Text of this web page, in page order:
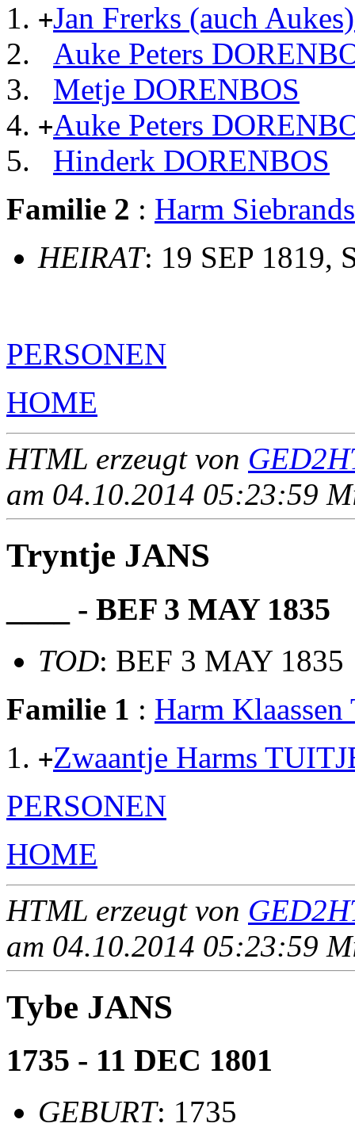
+Jan Frerks (auch
Auke Peters
Metje DORENBOS
+Auke Peters
Hinderk DORENBOS
Familie 2 : Harm
HEIRAT: 19 SEP 1819,
PERSONEN
HOME
HTML erzeugt von
am 04.10.2014 05:23:59
Tryntje JANS
____ - BEF 3 MAY 1835
TOD: BEF 3 MAY 1835
Familie 1 : Harm
+Zwaantje Harms
PERSONEN
HOME
HTML erzeugt von
am 04.10.2014 05:23:59
Tybe JANS
1735 - 11 DEC 1801
GEBURT: 1735